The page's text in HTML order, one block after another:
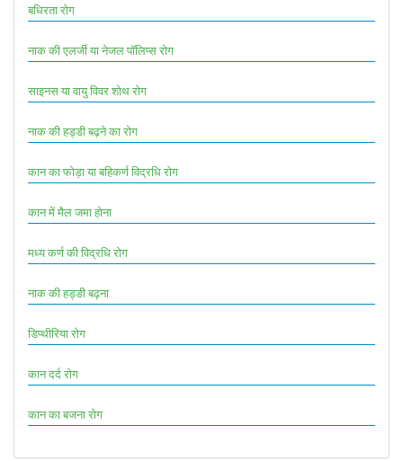
बधिरता रोग
नाक की एलर्जी या नेजल पॉलिप्स रोग
साइनस या वायु विवर शोथ रोग
नाक की हड्डी बढ़ने का रोग
कान का फोड़ा या बहिकर्ण विद्रधि रोग
कान में मैल जमा होना
मध्य कर्ण की विद्रधि रोग
नाक की हड्डी बढ़ना
डिप्थीरिया रोग
कान दर्द रोग
कान का बजना रोग